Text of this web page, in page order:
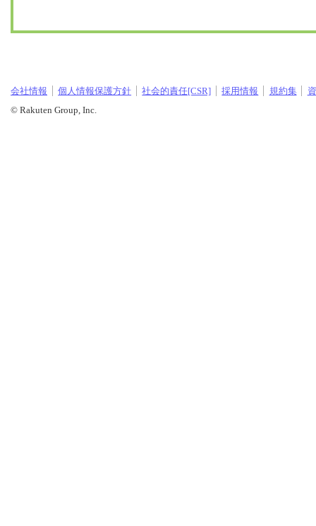
会社情報 個人情報保護方針 社会的責任[CSR] 採用情報 規約集
© Rakuten Group, Inc.